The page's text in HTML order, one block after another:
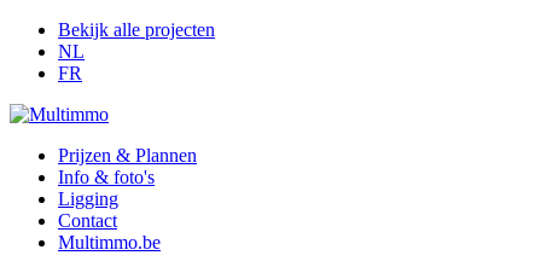
Bekijk alle projecten
NL
FR
Prijzen & Plannen
Info & foto's
Ligging
Contact
Multimmo.be